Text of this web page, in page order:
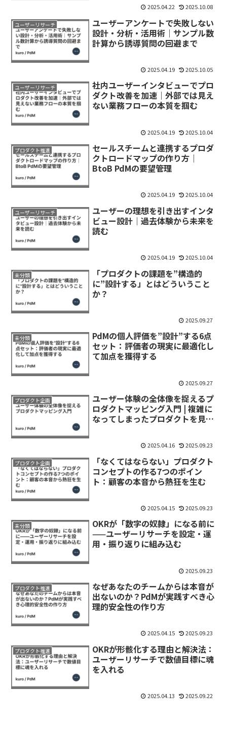
2025.04.22 2025.10.08
ユーザーリサーチ
ユーザーアンケートで失敗しない
設計・分析・活用術｜サンプル数
計算から誘導質問の回避まで
2025.04.19 2025.10.05
ユーザーリサーチ
社内ユーザーインタビューでプロ
ダクト改善を加速｜外部では見え
ない業務フローの本質を掴む
2025.04.19 2025.10.04
プロダクト推進
セールスチームと連携するプロダ
クトロードマップの作り方｜
BtoB PdMの要望管理
2025.04.19 2025.10.04
ユーザーリサーチ
ユーザーの理想を引き出すインタ
ビュー設計｜過去体験から未来を
読む
2025.04.19 2025.10.04
未分類
「プロダクトの課題を”構造的
に”設計する」とはどういうこと
か？
2025.09.27
未分類
PdMの個人評価を”設計”する6点
セット：評価者の現実に最適化し
て加点を獲得する
2025.09.27
プロダクト企画
ユーザー体験の全体像を捉えるプ
ロダクトマッピング入門 | 複雑に
なってしまったプロダクトを見つ
2025.04.16 2025.09.23
プロダクト企画
「なくてはならない」プロダクト
コンセプトの作る7つのポイン
ト：顧客の本音から熱狂を生む
2025.04.15 2025.09.23
未分類
OKRが「数字の奴隷」になる前に
——ユーザーリサーチを設定・運
用・振り返りに組み込む
2025.09.23
プロダクト推進
なぜあなたのチームからは本音が
出ないのか？PdMが実践すべき心
理的安全性の作り方
2025.04.15 2025.09.23
プロダクト推進
OKRが形骸化する理由と解決法：
ユーザーリサーチで数値目標に魂
を入れる
2025.04.13 2025.09.22